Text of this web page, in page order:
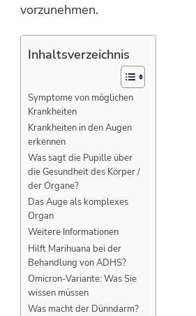
vorzunehmen.
Inhaltsverzeichnis
Symptome von möglichen
Krankheiten
Krankheiten in den Augen
erkennen
Was sagt die Pupille über
die Gesundheit des Körper /
der Organe?
Das Auge als komplexes
Organ
Weitere Informationen
Hilft Marihuana bei der
Behandlung von ADHS?
Omicron-Variante: Was Sie
wissen müssen
Was macht der Dünndarm?